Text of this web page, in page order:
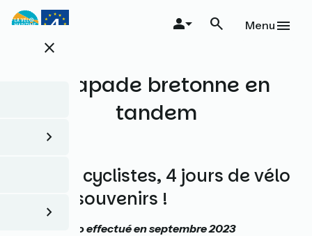
Aller
au
principalclose
Menu
Escapade bretonne en
tandem
1 vélo, 2 cyclistes, 4 jours de vélo
et 1000 souvenirs !
Voyage à vélo effectué en septembre 2023